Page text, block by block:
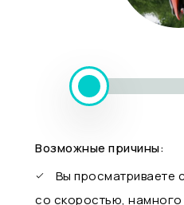
Возможные причины:
Вы просматриваете
со скоростью,